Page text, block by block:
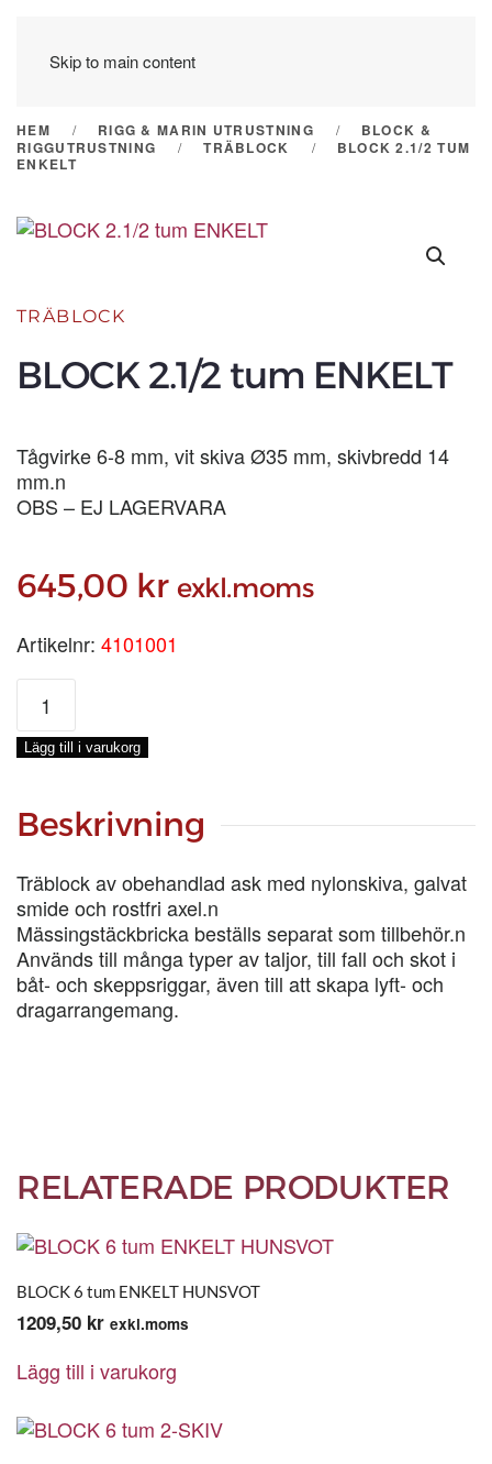
Skip to main content
HEM RIGG & MARIN UTRUSTNING
BLOCK &
RIGGUTRUSTNING
TRÄBLOCK
BLOCK 2.1/2 TUM
ENKELT
TRÄBLOCK
BLOCK 2.1/2 tum ENKELT
Tågvirke 6-8 mm, vit skiva Ø35 mm, skivbredd 14
mm.n
OBS – EJ LAGERVARA
645,00 kr exkl.moms
Artikelnr: 4101001
BLOCK
2.1/2
tum
ENKELT
Lägg till i varukorg
Beskrivning
Träblock av obehandlad ask med nylonskiva, galvat
smide och rostfri axel.n
Mässingstäckbricka beställs separat som tillbehör.n
Används till många typer av taljor, till fall och skot i
båt- och skeppsriggar, även till att skapa lyft- och
dragarrangemang.
RELATERADE PRODUKTER
BLOCK 6 tum ENKELT HUNSVOT
1209,50 kr exkl.moms
Lägg till i varukorg